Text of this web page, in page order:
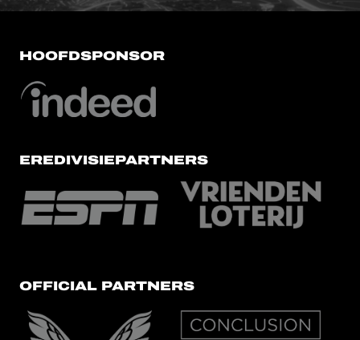
HOOFDSPONSOR
EREDIVISIEPARTNERS
OFFICIAL PARTNERS